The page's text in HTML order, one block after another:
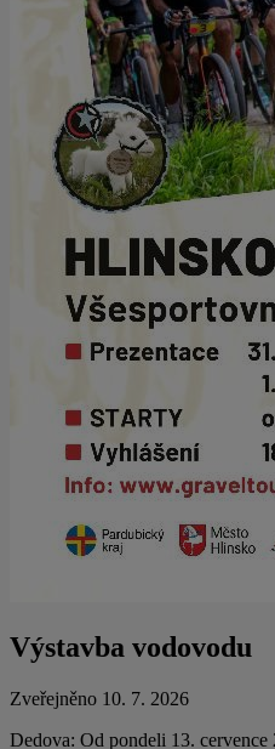
Výstavba vodovodu
Zveřejněno 10. 7. 2026
Dedova: Od pondeli 13.